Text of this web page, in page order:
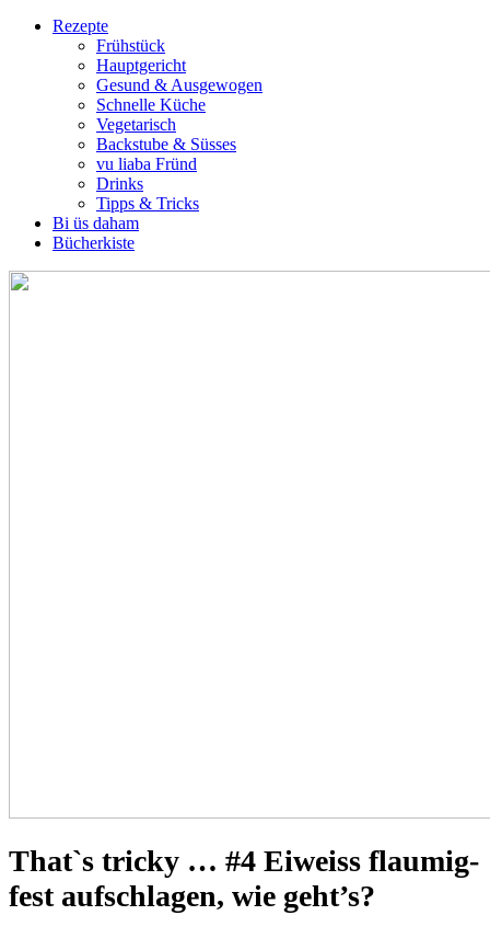
Rezepte
Frühstück
Hauptgericht
Gesund & Ausgewogen
Schnelle Küche
Vegetarisch
Backstube & Süsses
vu liaba Fründ
Drinks
Tipps & Tricks
Bi üs daham
Bücherkiste
That`s tricky … #4 Eiweiss flaumig-
fest aufschlagen, wie geht’s?